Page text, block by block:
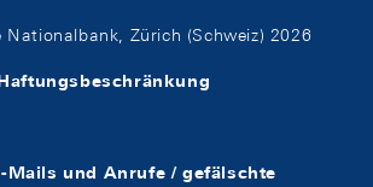
Nationalbank, Zürich (Schweiz) 2026
Mails und Anrufe / gefälschte